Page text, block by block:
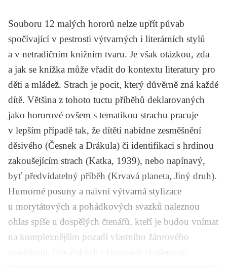
Souboru 12 malých hororů nelze upřít půvab
spočívající v pestrosti výtvarných i literárních stylů
a v netradičním knižním tvaru. Je však otázkou, zda
a jak se knížka může vřadit do kontextu literatury pro
děti a mládež. Strach je pocit, který důvěrně zná každé
dítě. Většina z tohoto tuctu příběhů deklarovaných
jako hororové ovšem s tematikou strachu pracuje
v lepším případě tak, že dítěti nabídne zesměšnění
děsivého (Česnek a Drákula) či identifikaci s hrdinou
zakoušejícím strach (Katka, 1939), nebo napínavý,
byť předvídatelný příběh (Krvavá planeta, Jiný druh).
Humorné posuny a naivní výtvarná stylizace
u morytátových a pohádkových svazků naleznou
ohlas spíše u dospělých čtenářů, kteří je budou vnímat
na komplexnějším pozadí vlastního žánrového